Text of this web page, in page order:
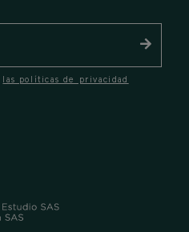
las políticas de privacidad